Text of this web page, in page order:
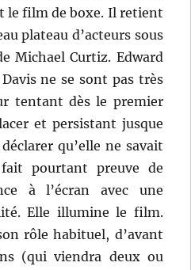
le film de boxe. Il retient
plateau d’acteurs sous
Michael Curtiz. Edward
ne se sont pas très
tentant dès le premier
et persistant jusque
qu’elle ne savait
pourtant preuve de
à l’écran avec une
Elle illumine le film.
rôle habituel, d’avant
(qui viendra deux ou